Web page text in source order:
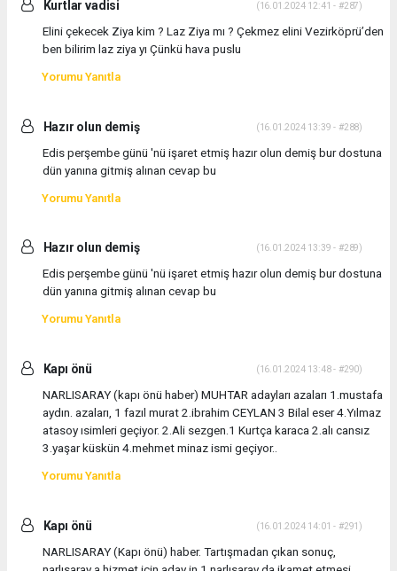
Kurtlar vadisi (16.01.2024 12:41 - #287)
Elini çekecek Ziya kim ? Laz Ziya mı ? Çekmez elini Vezirköprü’den
ben bilirim laz ziya yı Çünkü hava puslu
Yorumu Yanıtla
Hazır olun demiş (16.01.2024 13:39 - #288)
Edis perşembe günü 'nü işaret etmiş hazır olun demiş bur dostuna
dün yanına gitmiş alınan cevap bu
Yorumu Yanıtla
Hazır olun demiş (16.01.2024 13:39 - #289)
Edis perşembe günü 'nü işaret etmiş hazır olun demiş bur dostuna
dün yanına gitmiş alınan cevap bu
Yorumu Yanıtla
Kapı önü (16.01.2024 13:48 - #290)
NARLISARAY (kapı önü haber) MUHTAR adayları azaları 1.mustafa
aydın. azaları, 1 fazıl murat 2.ibrahim CEYLAN 3 Bilal eser 4.Yılmaz
atasoy ısimleri geçiyor. 2.Ali sezgen.1 Kurtça karaca 2.alı cansız
3.yaşar küskün 4.mehmet minaz ismi geçiyor..
Yorumu Yanıtla
Kapı önü (16.01.2024 14:01 - #291)
NARLISARAY (Kapı önü) haber. Tartışmadan çıkan sonuç,